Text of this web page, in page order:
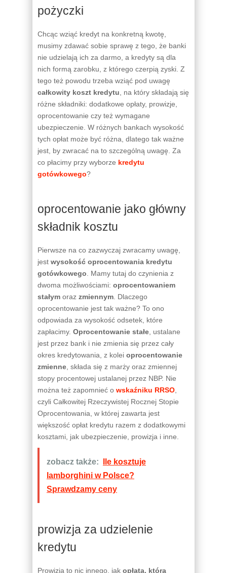
pożyczki
Chcąc wziąć kredyt na konkretną kwotę,
musimy zdawać sobie sprawę z tego, że banki
nie udzielają ich za darmo, a kredyty są dla
nich formą zarobku, z którego czerpią zyski. Z
tego też powodu trzeba wziąć pod uwagę
całkowity koszt kredytu , na który składają się
różne składniki: dodatkowe opłaty, prowizje,
oprocentowanie czy też wymagane
ubezpieczenie. W różnych bankach wysokość
tych opłat może być różna, dlatego tak ważne
jest, by zwracać na to szczególną uwagę. Za
co płacimy przy wyborze kredytu
gotówkowego?
oprocentowanie jako główny
składnik kosztu
Pierwsze na co zazwyczaj zwracamy uwagę,
jest wysokość oprocentowania kredytu
gotówkowego . Mamy tutaj do czynienia z
dwoma możliwościami: oprocentowaniem
stałym oraz zmiennym . Dlaczego
oprocentowanie jest tak ważne? To ono
odpowiada za wysokość odsetek, które
zapłacimy. Oprocentowanie stałe , ustalane
jest przez bank i nie zmienia się przez cały
okres kredytowania, z kolei oprocentowanie
zmienne , składa się z marży oraz zmiennej
stopy procentowej ustalanej przez NBP. Nie
można też zapomnieć o wskaźniku RRSO
czyli Całkowitej Rzeczywistej Rocznej Stopie
Oprocentowania, w której zawarta jest
większość opłat kredytu razem z dodatkowymi
kosztami, jak ubezpieczenie, prowizja i inne.
zobacz także:
Ile kosztuje
lamborghini w Polsce?
Sprawdzamy ceny
prowizja za udzielenie
kredytu
Prowizja to nic innego, jak opłata, którą